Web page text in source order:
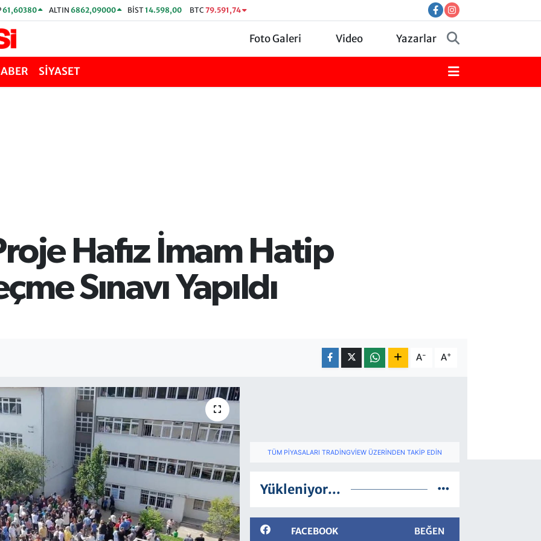
61,60380 ALTIN 6862,09000 BİST14.598,00 BTC 79.591,74
Foto Galeri Video Yazarlar
SİYASET
Hafız İmam Hatip
Sınavı Yapıldı
A- A+
TÜM PIYASALARI TRADINGVIEW ÜZERINDEN TAKIP EDIN
Yükleniyor...
FACEBOOK BEĞEN